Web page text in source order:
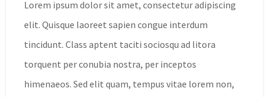
Lorem ipsum dolor sit amet, consectetur adipiscing
elit. Quisque laoreet sapien congue interdum
tincidunt. Class aptent taciti sociosqu ad litora
torquent per conubia nostra, per inceptos
himenaeos. Sed elit quam, tempus vitae lorem non,